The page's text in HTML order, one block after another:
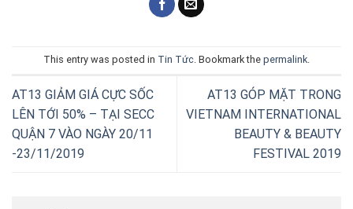
This entry was posted in Tin Tức. Bookmark the permalink.
AT13 GIẢM GIÁ CỰC SỐC
LÊN TỚI 50% – TẠI SECC
QUẬN 7 VÀO NGÀY 20/11
-23/11/2019
AT13 GÓP MẶT TRONG
VIETNAM INTERNATIONAL
BEAUTY & BEAUTY
FESTIVAL 2019